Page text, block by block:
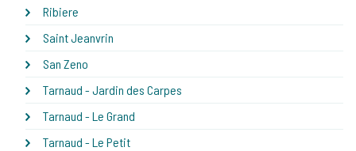
Ribiere
Saint Jeanvrin
San Zeno
Tarnaud - Jardin des Carpes
Tarnaud - Le Grand
Tarnaud - Le Petit